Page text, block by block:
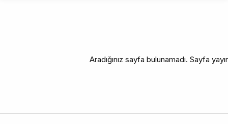
Aradığınız sayfa bulunamadı. Sayfa